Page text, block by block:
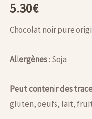
5.30€
Chocolat noir pure
Allergènes: Soja
Peut contenir des
gluten, oeufs, lait,
15